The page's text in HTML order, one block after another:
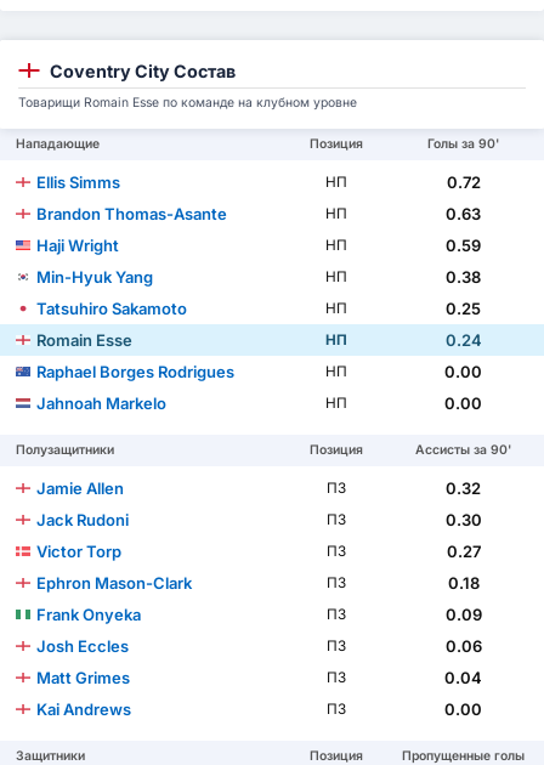
Coventry City Состав
Товарищи Romain Esse по команде на клубном уровне
Нападающие Позиция Голы за 90'
Ellis Simms НП
0.72
Brandon Thomas-Asante
НП
0.63
Haji Wright
НП
0.59
Min-Hyuk Yang
НП
0.38
Tatsuhiro Sakamoto
НП
0.25
Romain Esse
НП
0.24
Raphael Borges Rodrigues
НП
0.00
Jahnoah Markelo
НП 0.00
Полузащитники Позиция Ассисты за 90'
Jamie Allen ПЗ
0.32
Jack Rudoni
ПЗ
0.30
Victor Torp
ПЗ
0.27
Ephron Mason-Clark
ПЗ
0.18
Frank Onyeka
ПЗ
0.09
Josh Eccles
ПЗ
0.06
Matt Grimes
ПЗ
0.04
Kai Andrews
ПЗ 0.00
Защитники Позиция
Пропущенные голы